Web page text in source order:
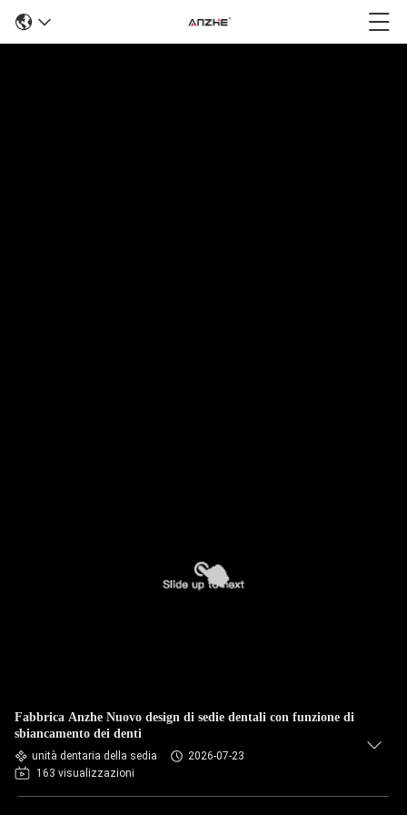
Fabbrica Anzhe Nuovo design di sedie dentali con funzione di
sbiancamento dei denti
unità dentaria della sedia
2026-07-23
163 visualizzazioni